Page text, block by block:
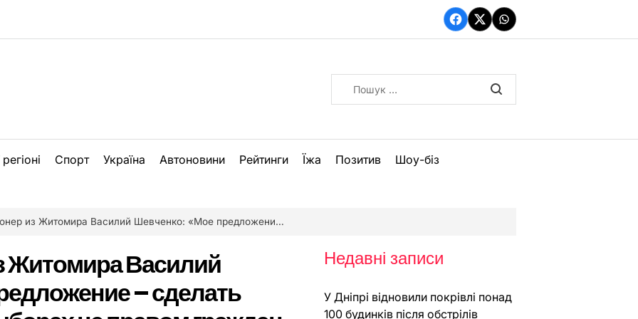
Facebook
TwitterWhatsApp
Спорт Україна Автоновини Рейтинги Їжа Позитив Шоу-біз
Василий Шевченко: «Мое предложение – сделать голосования на выборах не правом граждан, а их обязанностью»
Житомира Василий
– сделать
Недавні записи
У Дніпрі відновили покрівлі понад
100 будинків після обстрілів